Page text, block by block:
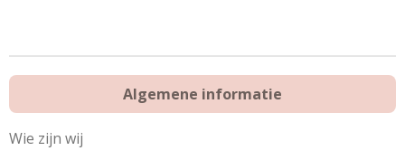
Algemene informatie
Wie zijn wij